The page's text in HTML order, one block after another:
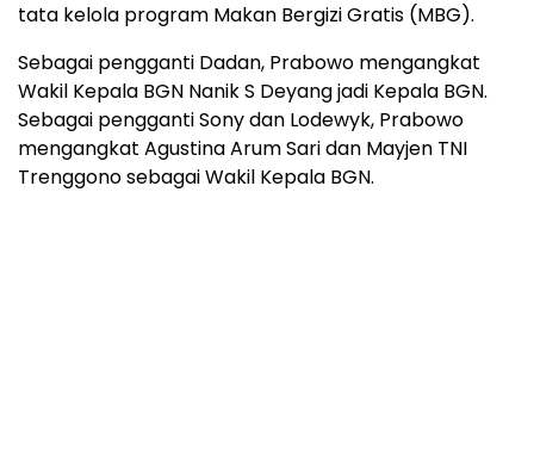
tata kelola program Makan Bergizi Gratis (MBG).
Sebagai pengganti Dadan, Prabowo mengangkat
Wakil Kepala BGN Nanik S Deyang jadi Kepala BGN.
Sebagai pengganti Sony dan Lodewyk, Prabowo
mengangkat Agustina Arum Sari dan Mayjen TNI
Trenggono sebagai Wakil Kepala BGN.